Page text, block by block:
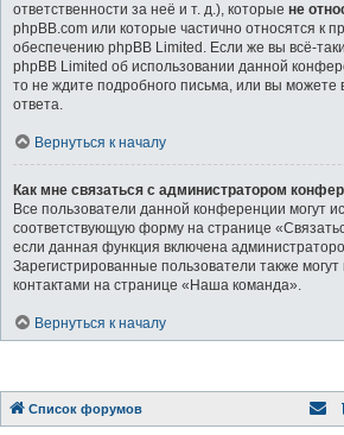
ответственности за неё и т. д.), которые не
phpBB.com или которые частично относятся к
обеспечению phpBB Limited. Если же вы всё-
phpBB Limited об использовании данной
то не ждите подробного письма, или вы можете
ответа.
Вернуться к началу
Как мне связаться с администратором
Все пользователи данной конференции могут
соответствующую форму на странице
если данная функция включена
Зарегистрированные пользователи также могут
контактами на странице «Наша команда».
Вернуться к началу
Список форумов